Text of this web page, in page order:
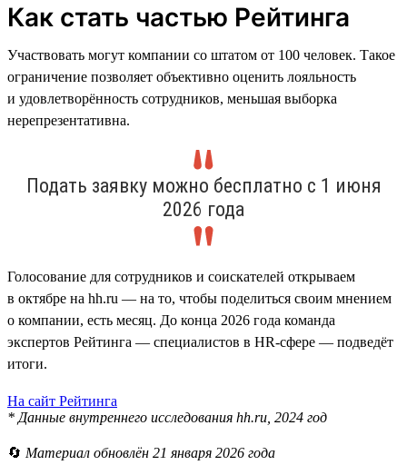
Как стать частью Рейтинга
Участвовать могут компании со штатом от 100 человек. Такое
ограничение позволяет объективно оценить лояльность
и удовлетворённость сотрудников, меньшая выборка
нерепрезентативна.
Подать заявку можно бесплатно с 1 июня
2026 года
Голосование для сотрудников и соискателей открываем
в октябре на hh.ru — на то, чтобы поделиться своим мнением
о компании, есть месяц. До конца 2026 года команда
экспертов Рейтинга — специалистов в HR-сфере — подведёт
итоги.
На сайт Рейтинга
* Данные внутреннего исследования hh.ru, 2024 год
🔄 Материал обновлён 21 января 2026 года